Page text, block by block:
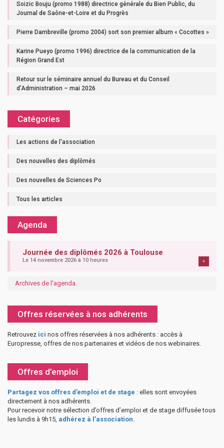
Soizic Bouju (promo 1988) directrice générale du Bien Public, du
Journal de Saône-et-Loire et du Progrès
Pierre Dambreville (promo 2004) sort son premier album « Cocottes »
Karine Pueyo (promo 1996) directrice de la communication de la
Région Grand Est
Retour sur le séminaire annuel du Bureau et du Conseil
d’Administration – mai 2026
Catégories
Les actions de l'association
Des nouvelles des diplômés
Des nouvelles de Sciences Po
Tous les articles
Agenda
Journée des diplômés 2026 à Toulouse
Le 14 novembre 2026 à 10 heures +
Archives de l'agenda.
Offres réservées à nos adhérents
Retrouvez ici nos offres réservées à nos adhérents : accès à
Europresse, offres de nos partenaires et vidéos de nos webinaires.
Offres d’emploi
Partagez vos offres d’emploi et de stage : elles sont envoyées
directement à nos adhérents.
Pour recevoir notre sélection d’offres d’emploi et de stage diffusée tous
les lundis à 9h15, adhérez à l’association.